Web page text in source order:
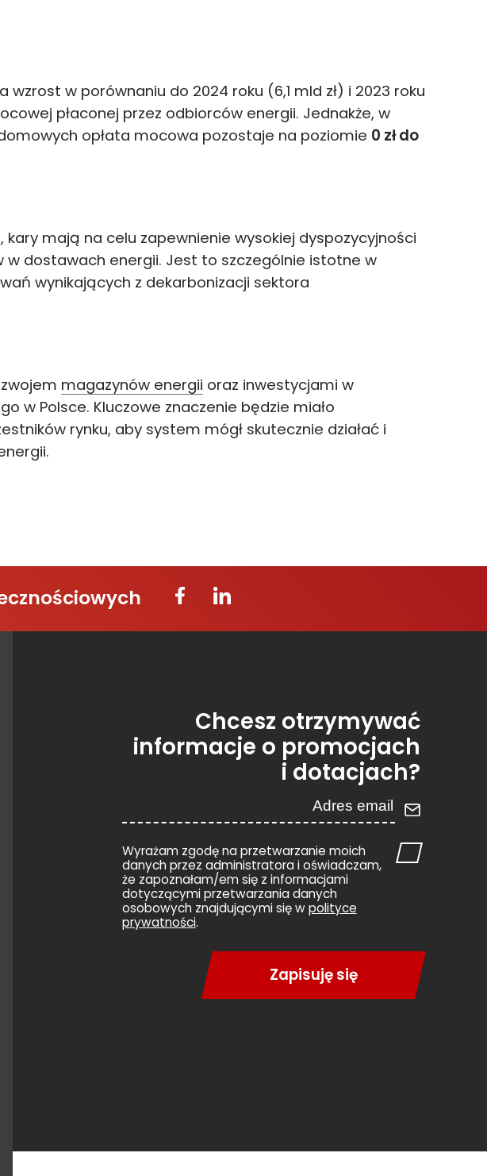
wzrost w porównaniu do 2024 roku (6,1 mld zł) i 2023 roku
płaconej przez odbiorców energii. Jednakże, w
opłata mocowa pozostaje na poziomie 0 zł do
mają na celu zapewnienie wysokiej dyspozycyjności
w dostawach energii. Jest to szczególnie istotne w
wynikających z dekarbonizacji sektora
magazynów energii oraz inwestycjami w
w Polsce. Kluczowe znaczenie będzie miało
rynku, aby system mógł skutecznie działać i
Chcesz otrzymywać
informacje o promocjach
i dotacjach?
Wyrażam zgodę na przetwarzanie moich
danych przez administratora i oświadczam,
że zapoznałam/em się z informacjami
dotyczącymi przetwarzania danych
osobowych znajdującymi się wpolityce
prywatności.
Zapisuję się